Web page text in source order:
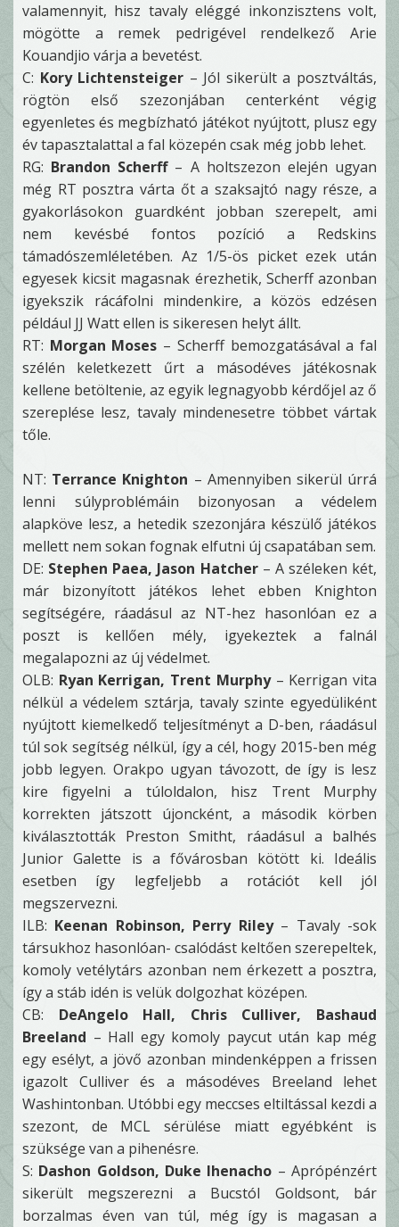
valamennyit, hisz tavaly eléggé inkonzisztens volt,
mögötte a remek pedrigével rendelkező Arie
Kouandjio várja a bevetést.
C: Kory Lichtensteiger – Jól sikerült a posztváltás,
rögtön első szezonjában centerként végig
egyenletes és megbízható játékot nyújtott, plusz egy
év tapasztalattal a fal közepén csak még jobb lehet.
RG: Brandon Scherff– A holtszezon elején ugyan
még RT posztra várta őt a szaksajtó nagy része, a
gyakorlásokon guardként jobban szerepelt, ami
nem kevésbé fontos pozíció a Redskins
támadószemléletében. Az 1/5-ös picket ezek után
egyesek kicsit magasnak érezhetik, Scherff azonban
igyekszik rácáfolni mindenkire, a közös edzésen
például JJ Watt ellen is sikeresen helyt állt.
RT: Morgan Moses – Scherff bemozgatásával a fal
szélén keletkezett űrt a másodéves játékosnak
kellene betöltenie, az egyik legnagyobb kérdőjel az ő
szereplése lesz, tavaly mindenesetre többet vártak
tőle.
NT: Terrance Knighton – Amennyiben sikerül úrrá
lenni súlyproblémáin bizonyosan a védelem
alapköve lesz, a hetedik szezonjára készülő játékos
mellett nem sokan fognak elfutni új csapatában sem.
DE: Stephen Paea, Jason Hatcher– A széleken két,
már bizonyított játékos lehet ebben Knighton
segítségére, ráadásul az NT-hez hasonlóan ez a
poszt is kellően mély, igyekeztek a falnál
megalapozni az új védelmet.
OLB: Ryan Kerrigan, Trent Murphy– Kerrigan vita
nélkül a védelem sztárja, tavaly szinte egyedüliként
nyújtott kiemelkedő teljesítményt a D-ben, ráadásul
túl sok segítség nélkül, így a cél, hogy 2015-ben még
jobb legyen. Orakpo ugyan távozott, de így is lesz
kire figyelni a túloldalon, hisz Trent Murphy
korrekten játszott újoncként, a második körben
kiválasztották Preston Smitht, ráadásul a balhés
Junior Galette is a fővárosban kötött ki. Ideális
esetben így legfeljebb a rotációt kell jól
megszervezni.
ILB: Keenan Robinson, Perry Riley– Tavaly -sok
társukhoz hasonlóan- csalódást keltően szerepeltek,
komoly vetélytárs azonban nem érkezett a posztra,
így a stáb idén is velük dolgozhat középen.
CB: DeAngelo Hall, Chris Culliver, Bashaud
Breeland – Hall egy komoly paycut után kap még
egy esélyt, a jövő azonban mindenképpen a frissen
igazolt Culliver és a másodéves Breeland lehet
Washintonban. Utóbbi egy meccses eltiltással kezdi a
szezont, de MCL sérülése miatt egyébként is
szüksége van a pihenésre.
S: Dashon Goldson, Duke Ihenacho – Aprópénzért
sikerült megszerezni a Bucstól Goldsont, bár
borzalmas éven van túl, még így is magasan a